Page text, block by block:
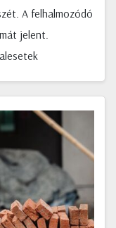
A felhalmozódó
jelent.